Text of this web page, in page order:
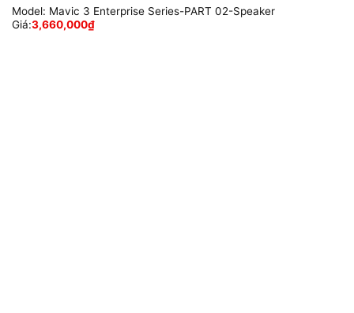
Model: Mavic 3 Enterprise Series-PART 02-Speaker
Giá:3,660,000₫